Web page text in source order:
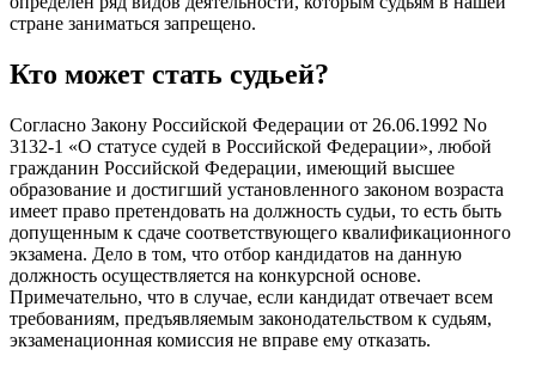
стране заниматься запрещено.
Кто может стать судьей?
Согласно Закону Российской Федерации от 26.06.1992 No
3132-1 «О статусе судей в Российской Федерации», любой
гражданин Российской Федерации, имеющий высшее
образование и достигший установленного законом возраста
имеет право претендовать на должность судьи, то есть быть
допущенным к сдаче соответствующего квалификационного
экзамена. Дело в том, что отбор кандидатов на данную
должность осуществляется на конкурсной основе.
Примечательно, что в случае, если кандидат отвечает всем
требованиям, предъявляемым законодательством к судьям,
экзаменационная комиссия не вправе ему отказать.